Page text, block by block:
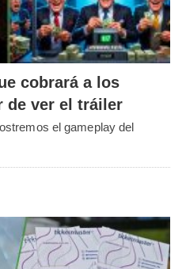
cobrará a los
de ver el tráiler
el gameplay del